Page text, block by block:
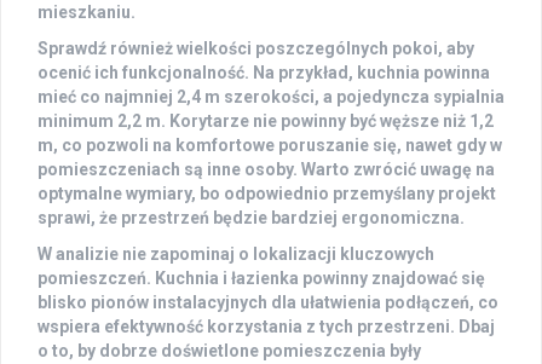
mieszkaniu.
Sprawdź również wielkości poszczególnych pokoi, aby
ocenić ich funkcjonalność. Na przykład, kuchnia powinna
mieć co najmniej 2,4 m szerokości, a pojedyncza sypialnia
minimum 2,2 m. Korytarze nie powinny być węższe niż 1,2
m, co pozwoli na komfortowe poruszanie się, nawet gdy w
pomieszczeniach są inne osoby. Warto zwrócić uwagę na
optymalne wymiary, bo odpowiednio przemyślany projekt
sprawi, że przestrzeń będzie bardziej ergonomiczna.
W analizie nie zapominaj o lokalizacji kluczowych
pomieszczeń. Kuchnia i łazienka powinny znajdować się
blisko pionów instalacyjnych dla ułatwienia podłączeń, co
wspiera efektywność korzystania z tych przestrzeni. Dbaj
o to, by dobrze doświetlone pomieszczenia były